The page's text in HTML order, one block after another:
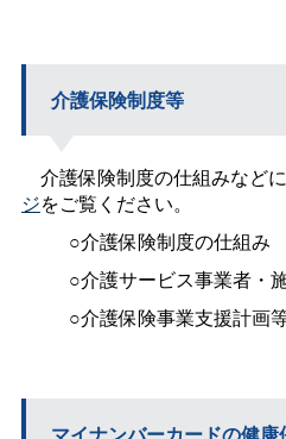
介護保険制度等
介護保険制度の仕組みなどに
ジをご覧ください。
○介護保険制度の仕組み
○介護サービス事業者・
○介護保険事業支援計画
マイナンバーカードの健